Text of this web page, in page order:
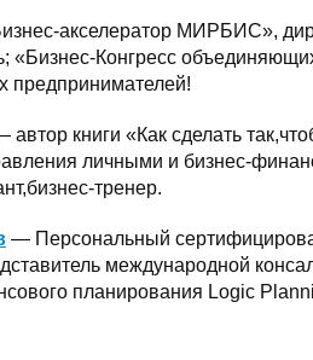
акселератор МИРБИС»,
«Бизнес-Конгресс
предпринимателей!
автор книги «Как сделать
личными и бизнес-
тренер.
— Персональный
международной
планирования Logic